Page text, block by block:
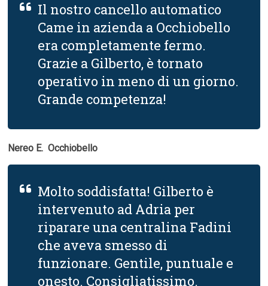
Il nostro cancello automatico
Came in azienda a Occhiobello
era completamente fermo.
Grazie a Gilberto, è tornato
operativo in meno di un giorno.
Grande competenza!
Nereo E.  Occhiobello
Molto soddisfatta! Gilberto è
intervenuto ad Adria per
riparare una centralina Fadini
che aveva smesso di
funzionare. Gentile, puntuale e
onesto. Consigliatissimo.